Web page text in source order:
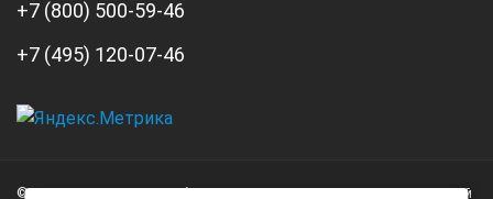
+7 (800) 500-59-46
+7 (495) 120-07-46
© 2026 А3 Инжиниринг Обращаем Ваше внимание на то, что данный